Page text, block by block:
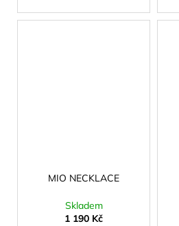
MIO NECKLACE
Skladem
1 190 Kč